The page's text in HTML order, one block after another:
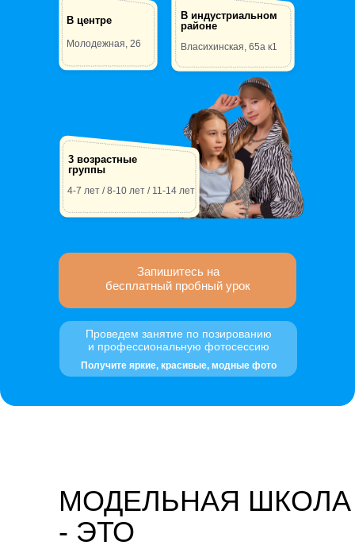
В центре
Молодежная, 26
В индустриальном
районе
Власихинская, 65а к1
3 возрастные
группы
Запишитесь на
бесплатный пробный урок
Проведем занятие по позированию
и профессиональную фотосессию
Получите яркие, красивые, модные фото
4-7 лет / 8-10 лет / 11-14 лет
МОДЕЛЬНАЯ ШКОЛА
- ЭТО